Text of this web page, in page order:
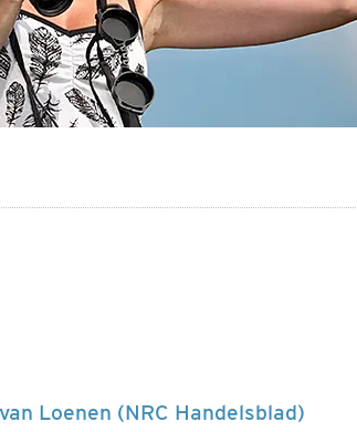
Loenen (NRC Handelsblad)